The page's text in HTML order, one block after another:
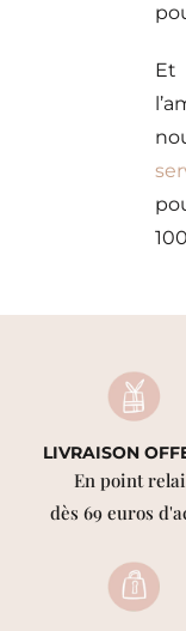
Et
LIVRAISON
En point
dès 69 euros